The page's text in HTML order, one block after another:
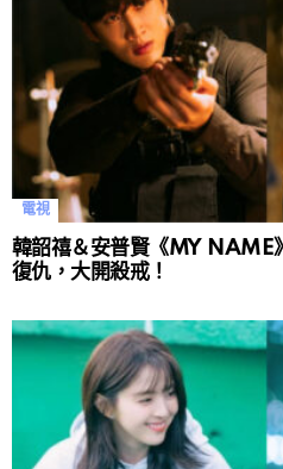
電視
韓韶禧＆安普賢《MY NAME
復仇，大開殺戒！